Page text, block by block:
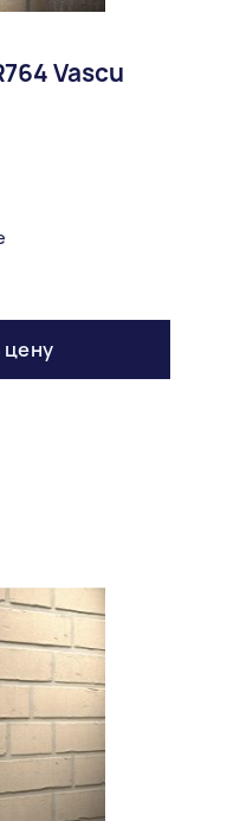
Vascu
цену